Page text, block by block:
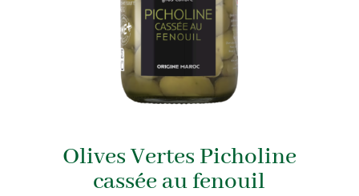
Olives Vertes Picholine
cassée au fenouil